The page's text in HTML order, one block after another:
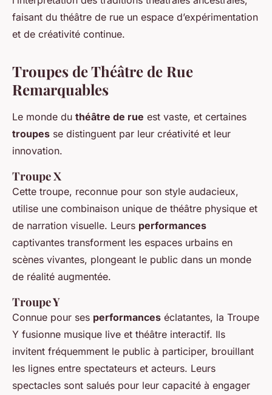
faisant du théâtre de rue un espace d’expérimentation
et de créativité continue.
Troupes de Théâtre de Rue
Remarquables
Le monde du théâtre de rue est vaste, et certaines
troupes se distinguent par leur créativité et leur
innovation.
Troupe X
Cette troupe, reconnue pour son style audacieux,
utilise une combinaison unique de théâtre physique et
de narration visuelle. Leurs performances
captivantes transforment les espaces urbains en
scènes vivantes, plongeant le public dans un monde
de réalité augmentée.
Troupe Y
Connue pour ses performances éclatantes, la Troupe
Y fusionne musique live et théâtre interactif. Ils
invitent fréquemment le public à participer, brouillant
les lignes entre spectateurs et acteurs. Leurs
spectacles sont salués pour leur capacité à engager